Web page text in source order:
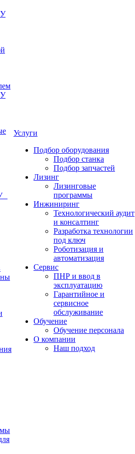
Услуги
Подбор оборудования
Подбор станка
Подбор запчастей
Лизинг
Лизинговые
программы
Инжиниринг
Технологический аудит
и консалтинг
Разработка технологии
под ключ
Роботизация и
автоматизация
Сервис
ПНР и ввод в
эксплуатацию
Гарантийное и
сервисное
обслуживание
Обучение
Обучение персонала
О компании
Наш подход